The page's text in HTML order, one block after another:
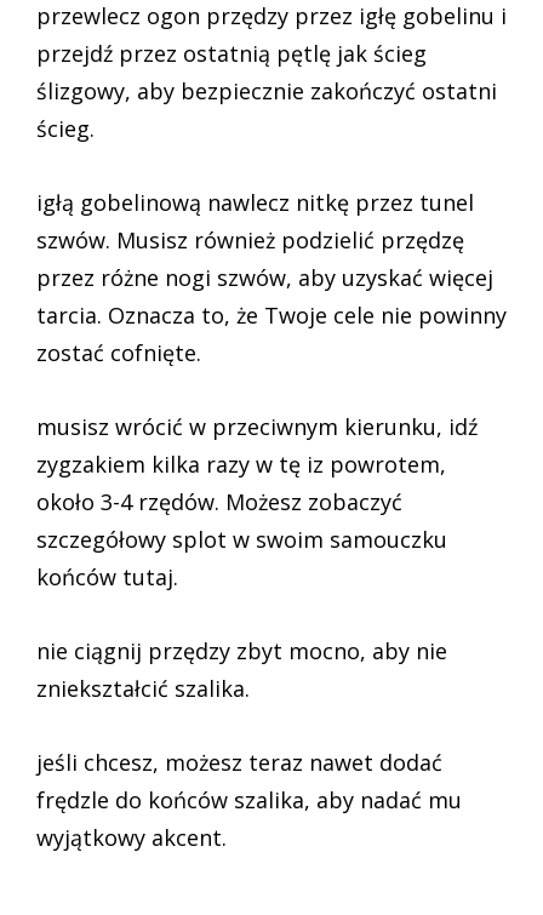
przewlecz ogon przędzy przez igłę gobelinu i
przejdź przez ostatnią pętlę jak ścieg
ślizgowy, aby bezpiecznie zakończyć ostatni
ścieg.
igłą gobelinową nawlecz nitkę przez tunel
szwów. Musisz również podzielić przędzę
przez różne nogi szwów, aby uzyskać więcej
tarcia. Oznacza to, że Twoje cele nie powinny
zostać cofnięte.
musisz wrócić w przeciwnym kierunku, idź
zygzakiem kilka razy w tę iz powrotem,
około 3-4 rzędów. Możesz zobaczyć
szczegółowy splot w swoim samouczku
końców tutaj.
nie ciągnij przędzy zbyt mocno, aby nie
zniekształcić szalika.
jeśli chcesz, możesz teraz nawet dodać
frędzle do końców szalika, aby nadać mu
wyjątkowy akcent.